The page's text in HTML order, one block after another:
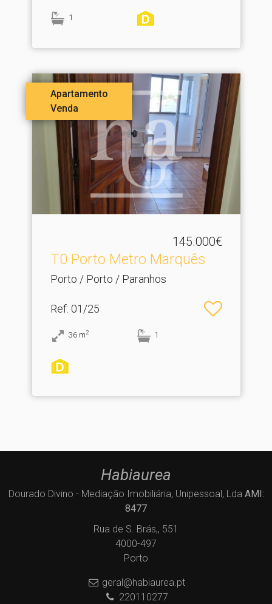
1
Apartamento
Venda
145.000€
T0 Porto Metro Marquês
Porto / Porto / Paranhos
Ref: 01/25
36 m2 1
Habiaurea
Dourado Divino - Mediação Imobiliária, Unipessoal, Lda AMI:
8477
Rua de S. Brás,, 551
4000-497
Porto
geral@habiaurea.pt
220110277